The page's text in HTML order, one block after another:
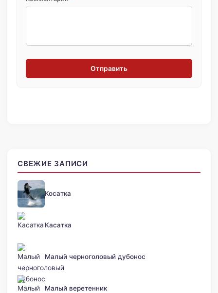
Отправить
СВЕЖИЕ ЗАПИСИ
Косатка
Касатка
Малый черноголовый дубонос
Малый веретенник